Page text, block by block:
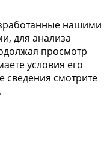
нашими
для анализа
просмотр
условия его
сведения смотрите
.